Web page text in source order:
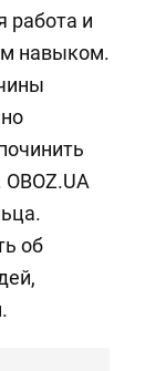
работа и
навыком.
об